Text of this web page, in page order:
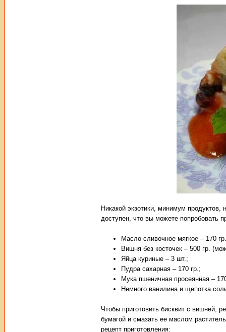
Никакой экзотики, минимум
доступен, что вы можете попробовать
Масло сливочное мягкое – 170
Вишня без косточек – 500 гр.
Яйца куриные – 3 шт.;
Пудра сахарная – 170 гр.;
Мука пшеничная просеянная –
Немного ванилина и щепотка
Чтобы приготовить бисквит с вишней,
бумагой и смазать ее маслом
рецепт приготовления: